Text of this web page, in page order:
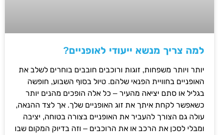
למה צריך מנשא ייעודי לאופניים?
יותר ויותר משפחות, זוגות ורוכבים חובבים בוחרים לשלב את
האופניים בחוויית הפנאי שלהם. טיול בסוף השבוע, חופשה
בגליל או סתם יציאה מהעיר – כל אלה הופכים מהנים יותר
כשאפשר לקחת איתך את זוג האופניים שלך. אך לצד ההנאה,
עולה גם הצורך להעביר את האופניים בצורה בטוחה, יציבה
ומבלי לסכן את הרכב או את הרוכבים – וזה בדיוק המקום שבו